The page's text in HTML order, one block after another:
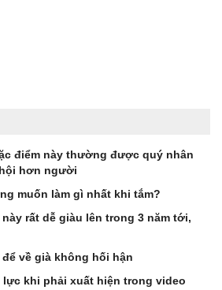
điểm này thường được quý nhân
hơn người
muốn làm gì nhất khi tắm?
rất dễ giàu lên trong 3 năm tới,
về già không hối hận
khi phải xuất hiện trong video